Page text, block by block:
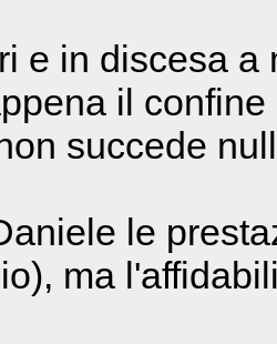
e in discesa a
il
succede
le
ma